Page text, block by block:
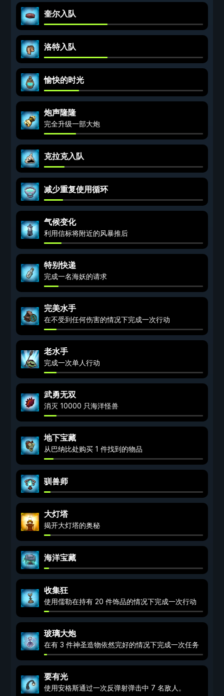
奎尔入队
洛特入队
愉快的时光
炮声隆隆
完全升级一部大炮
克拉克入队
减少重复使用循环
气候变化
利用信标将附近的风暴推后
特别快递
完成一名海妖的请求
完美水手
在不受到任何伤害的情况下完成一次行动
老水手
完成一次单人行动
武勇无双
消灭 10000 只海洋怪兽
地下宝藏
从巴纳比处购买 1 件找到的物品
驯兽师
大灯塔
揭开大灯塔的奥秘
海洋宝藏
收集狂
使用儒勒在持有 20 件饰品的情况下完成一次行动
玻璃大炮
在有 3 件神圣造物依然完好的情况下完成一次任务
要有光
使用安格斯通过一次反弹射弹击中 7 名敌人。